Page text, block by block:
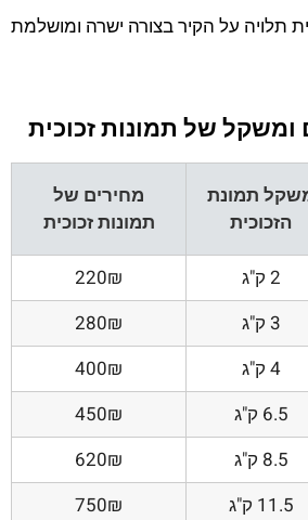
תלויה על הקיר בצורה ישרה ומושלמת
ומשקל של תמונות זכוכית
תמונת
הזכוכית
מחירים של
תמונות זכוכית
2 ק"ג
220₪
3 ק"ג
280₪
4 ק"ג
400₪
6.5 ק"ג
450₪
8.5 ק"ג
620₪
11.5 ק"ג
750₪